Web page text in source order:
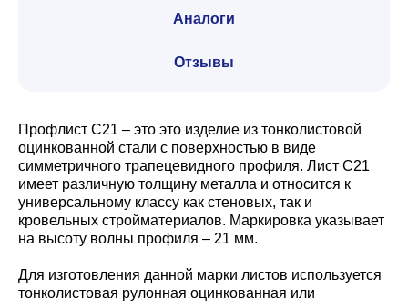
Аналоги
Отзывы
Профлист С21 – это это изделие из тонколистовой
оцинкованной стали с поверхностью в виде
симметричного трапецевидного профиля. Лист С21
имеет различную толщину металла и относится к
универсальному классу как стеновых, так и
кровельных стройматериалов. Маркировка указывает
на высоту волны профиля – 21 мм.
Для изготовления данной марки листов используется
тонколистовая рулонная оцинкованная или